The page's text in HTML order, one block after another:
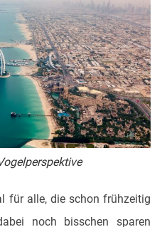
für alle, die schon frühzeitig
noch bisschen sparen